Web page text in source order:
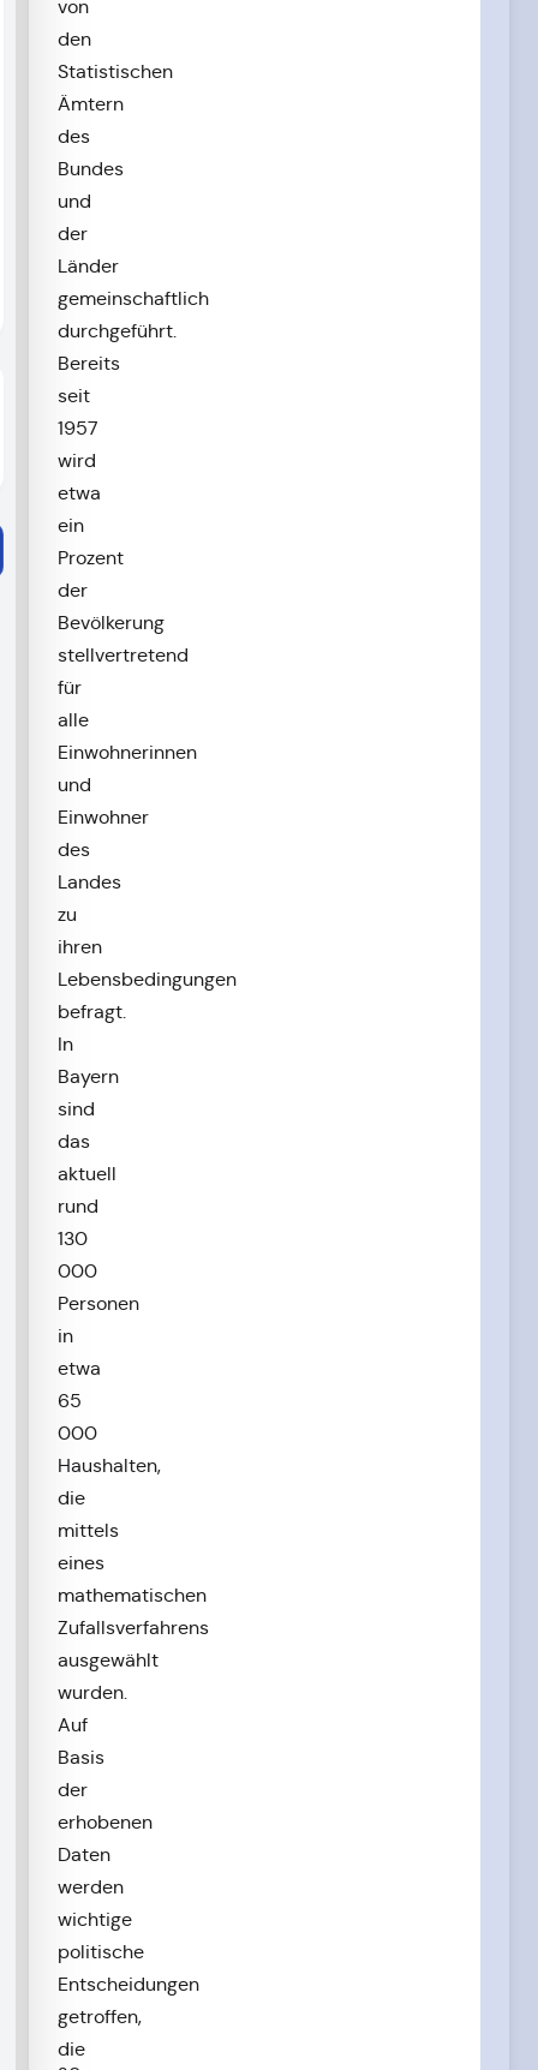
von
den
Statistischen
Ämtern
des
Bundes
und
der
Länder
gemeinschaftlich
durchgeführt.
Bereits
seit
1957
wird
etwa
ein
Prozent
der
Bevölkerung
stellvertretend
für
alle
Einwohnerinnen
und
Einwohner
des
Landes
zu
ihren
Lebensbedingungen
befragt.
In
Bayern
sind
das
aktuell
rund
130
000
Personen
in
etwa
65
000
Haushalten,
die
mittels
eines
mathematischen
Zufallsverfahrens
ausgewählt
wurden.
Auf
Basis
der
erhobenen
Daten
werden
wichtige
politische
Entscheidungen
getroffen,
die